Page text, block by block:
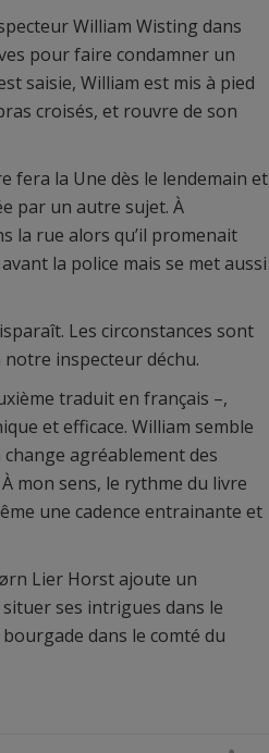
William Wisting dans
pour faire condamner un
saisie, William est mis à pied
croisés, et rouvre de son
fera la Une dès le lendemain et
par un autre sujet. À
la rue alors qu’il promenait
la police mais se met aussi
Les circonstances sont
inspecteur déchu.
traduit en français –,
et efficace. William semble
agréablement des
mon sens, le rythme du livre
une cadence entrainante et
Lier Horst ajoute un
ses intrigues dans le
dans le comté du